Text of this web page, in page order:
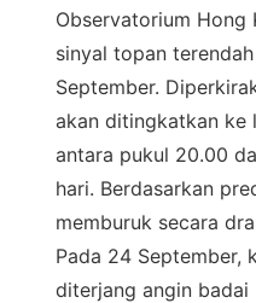
Observatorium Hong
sinyal topan
September.
akan ditingkatkan ke
antara pukul 20.00
hari. Berdasarkan
memburuk secara
Pada 24 September,
diterjang angin badai